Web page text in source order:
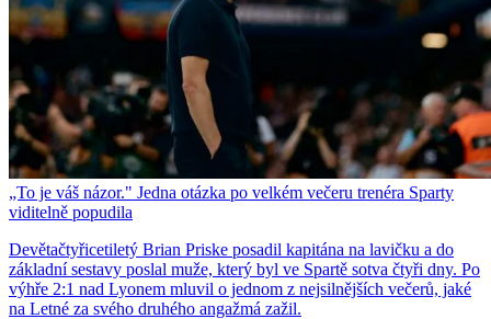
„To je váš názor." Jedna otázka po velkém večeru trenéra Sparty
viditelně popudila
Devětačtyřicetiletý Brian Priske posadil kapitána na lavičku a do
základní sestavy poslal muže, který byl ve Spartě sotva čtyři dny. Po
výhře 2:1 nad Lyonem mluvil o jednom z nejsilnějších večerů, jaké
na Letné za svého druhého angažmá zažil.